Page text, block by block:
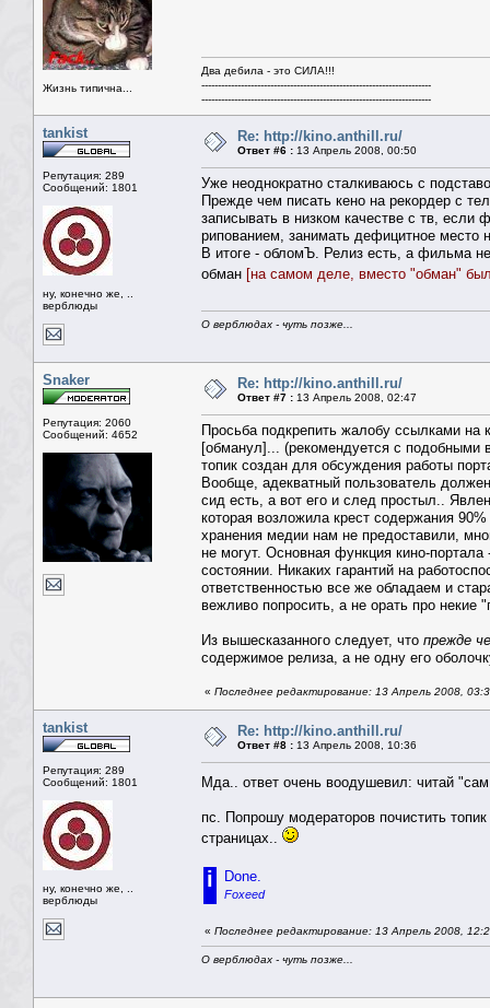
Жизнь типична...
Два дебила - это СИЛА!!!
----------------------------------------------------------------------
----------------------------------------------------------------------
tankist
Репутация: 289
Сообщений: 1801
ну, конечно же, ..
верблюды
Re: http://kino.anthill.ru/
Ответ #6 : 13 Апрель 2008, 00:50
Уже неоднократно сталкиваюсь с
Прежде чем писать кено на рекордер с
записывать в низком качестве с тв,
рипованием, занимать дефицитное
В итоге - обломЪ. Релиз есть, а фильма
обман [на самом деле, вместо "обман"
О верблюдах - чуть позже...
Snaker
Репутация: 2060
Сообщений: 4652
Re: http://kino.anthill.ru/
Ответ #7 : 13 Апрель 2008, 02:47
Просьба подкрепить жалобу ссылками на
[обманул]... (рекомендуется с подобными
топик создан для обсуждения работы
Вообще, адекватный пользователь
сид есть, а вот его и след простыл..
которая возложила крест содержания
хранения медии нам не предоставили,
не могут. Основная функция кино-
состоянии. Никаких гарантий на
ответственностью все же обладаем и
вежливо попросить, а не орать про некие
Из вышесказанного следует, что прежде
содержимое релиза, а не одну его
« Последнее редактирование: 13 Апрель 2008,
tankist
Репутация: 289
Сообщений: 1801
ну, конечно же, ..
верблюды
Re: http://kino.anthill.ru/
Ответ #8 : 13 Апрель 2008, 10:36
Мда.. ответ очень воодушевил: читай
пс. Попрошу модераторов почистить
страницах..
i Done.
Foxeed
« Последнее редактирование: 13 Апрель 2008,
О верблюдах - чуть позже...